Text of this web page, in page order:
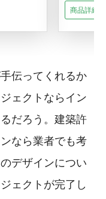
商品詳細
伝ってくれるか
ェクトならイン
だろう。建築許
なら業者でも考
デザインについ
ェクトが完了し